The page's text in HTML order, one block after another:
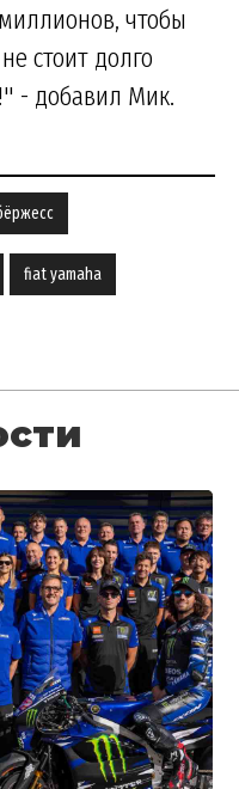
чтобы
стоит долго
- добавил Мик.
fiat yamaha